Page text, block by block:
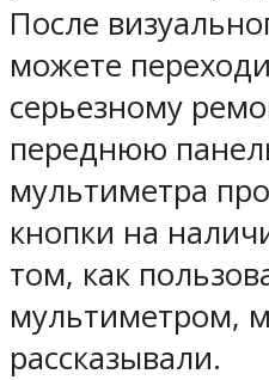
После
можете
серьезному
переднюю
мультиметра
кнопки на
том, как
мультиметром,
рассказывали.